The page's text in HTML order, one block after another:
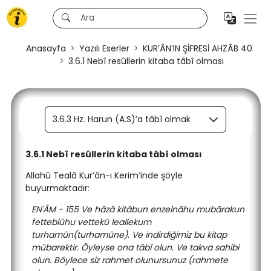
Anasayfa Yazılı Eserler
KUR’ÂN’IN ŞİFRESİ AHZÂB 40
3.6.1 Nebî resûllerin kitaba tâbî olması
3.6.3 Hz. Harun (A.S)’a tâbî olmak
3.6.1 Nebî resûllerin kitaba tâbî olması
Allahû Tealâ Kur’ân-ı Kerim’inde şöyle
buyurmaktadır:
EN'ÂM - 155 Ve hâzâ kitâbun enzelnâhu mubârakun
fettebiûhu vettekû leallekum
turhamûn(turhamûne). Ve indirdiğimiz bu kitap
mübarektir. Öyleyse ona tâbî olun. Ve takva sahibi
olun. Böylece siz rahmet olunursunuz (rahmete